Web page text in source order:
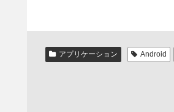
アプリケーション Android